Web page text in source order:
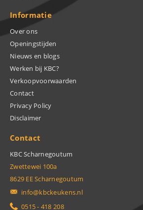
Informatie
Over ons
Openingstijden
Nieuws en blogs
Werken bij KBC?
Verkoopvoorwaarden
Contact
Privacy Policy
Disclaimer
Contact
KBC Scharnegoutum
Zwettewei 100a
8629 EE Scharnegoutum
info@kbckeukens.nl
0515 - 418 208